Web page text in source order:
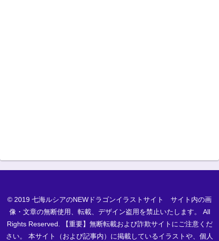
© 2019 七海ルシアのNEWドラゴンイラストサイト サイト内の画
像・文章の無断使用、転載、デザイン盗用を禁止いたします。 All
Rights Reserved. 【重要】無断転載および詐欺サイトにご注意くだ
さい。 本サイト（および記事内）に掲載しているイラストや、個人